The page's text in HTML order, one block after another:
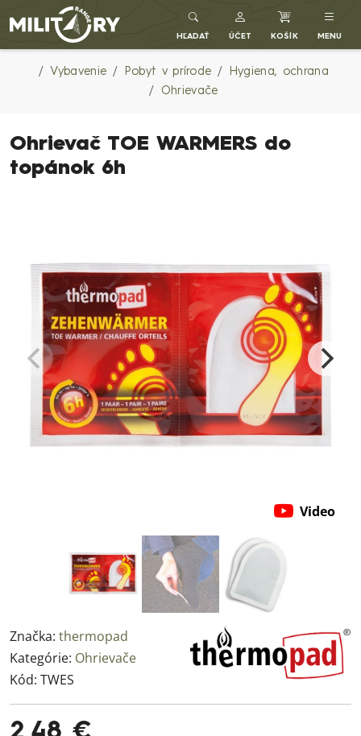
Army shop MILITARY RANGE SK
HĽADAŤ ÚČET KOŠÍK MENU
Vybavenie Pobyt v prírode
Hygiena, ochrana
Ohrievače
Ohrievač TOE WARMERS do
topánok 6h
Video
Značka: thermopad
Kategórie: Ohrievače
Kód: TWES